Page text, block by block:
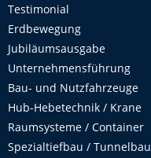
Testimonial
Erdbewegung
Jubiläumsausgabe
Unternehmensführung
Bau- und Nutzfahrzeuge
Hub-Hebetechnik / Krane
Raumsysteme / Container
Spezialtiefbau / Tunnelbau